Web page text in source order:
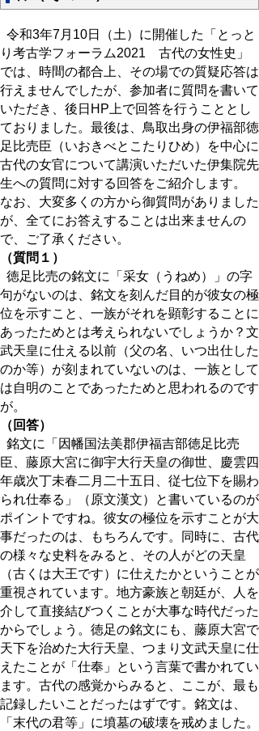
令和3年7月10日（土）に開催した「とっと
り考古学フォーラム2021 古代の女性史」
では、時間の都合上、その場での質疑応答は
行えませんでしたが、参加者に質問を書いて
いただき、後日HP上で回答を行うこととし
ておりました。最後は、鳥取出身の伊福部徳
足比売臣（いおきべとこたりひめ）を中心に
古代の女官について講演いただいた伊集院先
生への質問に対する回答をご紹介します。
なお、大変多くの方から御質問がありました
が、全てにお答えすることは出来ませんの
で、ご了承ください。
（質問１）
徳足比売の銘文に「采女（うねめ）」の字
句がないのは、銘文を刻んだ目的が彼女の極
位を示すこと、一族がそれを顕彰することに
あったためとは考えられないでしょうか？文
武天皇に仕える以前（父の名、いつ出仕した
のか等）が刻まれていないのは、一族として
は自明のことであったためと思われるのです
が。
（回答）
銘文に「因幡国法美郡伊福吉部徳足比売
臣、藤原大宮に御宇大行天皇の御世、慶雲四
年歳次丁未春二月二十五日、従七位下を賜わ
られ仕奉る」（原文漢文）と書いているのが
ポイントですね。彼女の極位を示すことが大
事だったのは、もちろんです。同時に、古代
の様々な史料をみると、その人がどの天皇
（古くは大王です）に仕えたかということが
重視されています。地方豪族と朝廷が、人を
介して直接結びつくことが大事な時代だった
からでしょう。徳足の銘文にも、藤原大宮で
天下を治めた大行天皇、つまり文武天皇に仕
えたことが「仕奉」という言葉で書かれてい
ます。古代の感覚からみると、ここが、最も
記録したいことだったはずです。銘文は、
「末代の君等」に墳墓の破壊を戒めました。